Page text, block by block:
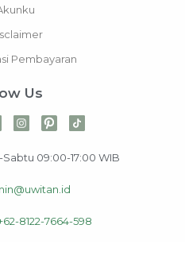
Pembayaran
Us
Sabtu 09:00-17:00 WIB
8122-7664-598